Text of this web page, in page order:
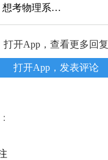
想考物理系…
打开App，查看更多回复
打开App，发表评论